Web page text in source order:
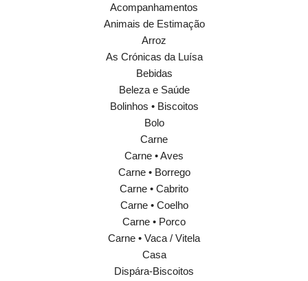
Acompanhamentos
Animais de Estimação
Arroz
As Crónicas da Luísa
Bebidas
Beleza e Saúde
Bolinhos • Biscoitos
Bolo
Carne
Carne • Aves
Carne • Borrego
Carne • Cabrito
Carne • Coelho
Carne • Porco
Carne • Vaca / Vitela
Casa
Dispára-Biscoitos